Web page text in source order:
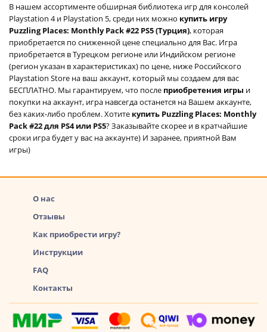
В нашем ассортименте обширная библиотека игр для консолей
Playstation 4 и Playstation 5, среди них можно купить игру
Puzzling Places: Monthly Pack #22 PS5 (Турция), которая
приобретается по сниженной цене специально для Вас. Игра
приобретается в Турецком регионе или Индийском регионе
(регион указан в характеристиках) по цене, ниже Российского
Playstation Store на ваш аккаунт, который мы создаем для вас
БЕСПЛАТНО. Мы гарантируем, что после приобретения игры и
покупки на аккаунт, игра навсегда останется на Вашем аккаунте,
без каких-либо проблем. Хотите купить Puzzling Places: Monthly
Pack #22 для PS4 или PS5? Заказывайте скорее и в кратчайшие
сроки игра будет у вас на аккаунте) И заранее, приятной Вам
игры)
О нас
Отзывы
Как приобрести игру?
Инструкции
FAQ
Контакты